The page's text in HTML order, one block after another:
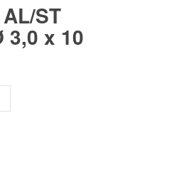
ST
3,0 x 10